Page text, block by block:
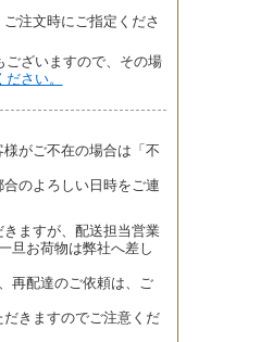
注文時にご指定くださ
ございますので、その場
さい。
がご不在の場合は「不
のよろしい日時をご連
ますが、配送担当営業
旦お荷物は弊社へ差し
再配達のご依頼は、ご
きますのでご注意くだ